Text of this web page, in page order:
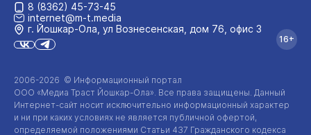
2006-2026 © Информационный портал
ООО «Медиа Траст Йошкар-Ола». Все права защищены. Данный
Интернет-сайт носит исключительно информационный характер
и ни при каких условиях не является публичной офертой,
определяемой положениями Статьи 437 Гражданского кодекса
8 (8362) 45-73-45
internet@m-t.media
г. Йошкар‑Ола, ул Вознесенская, дом 76, офис 3
16+